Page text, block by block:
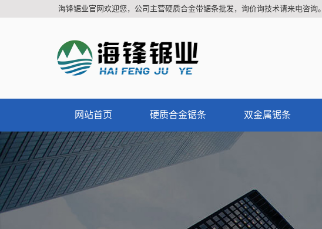
海锋锯业官网欢迎您，公司主营硬质合金带锯条批发，询价询技术请来电咨询。
网站首页 硬质合金锯条 双金属锯条